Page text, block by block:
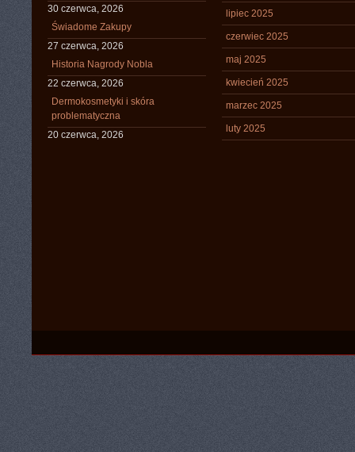
30 czerwca, 2026
Świadome Zakupy
27 czerwca, 2026
Historia Nagrody Nobla
22 czerwca, 2026
Dermokosmetyki i skóra
problematyczna
20 czerwca, 2026
lipiec 2025
czerwiec 2025
maj 2025
kwiecień 2025
marzec 2025
luty 2025